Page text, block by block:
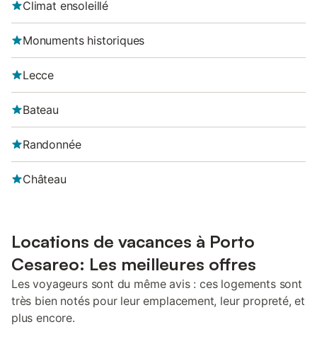
Climat ensoleillé
Monuments historiques
Lecce
Bateau
Randonnée
Château
Locations de vacances à Porto
Cesareo: Les meilleures offres
Les voyageurs sont du même avis : ces logements sont
très bien notés pour leur emplacement, leur propreté, et
plus encore.